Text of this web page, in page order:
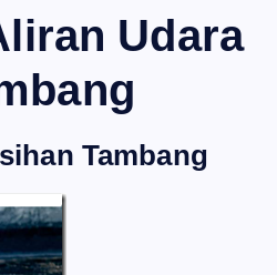
Udara
Tambang